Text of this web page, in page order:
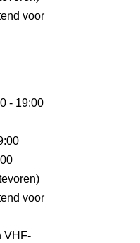
voor
- 19:00
voor
VHF-